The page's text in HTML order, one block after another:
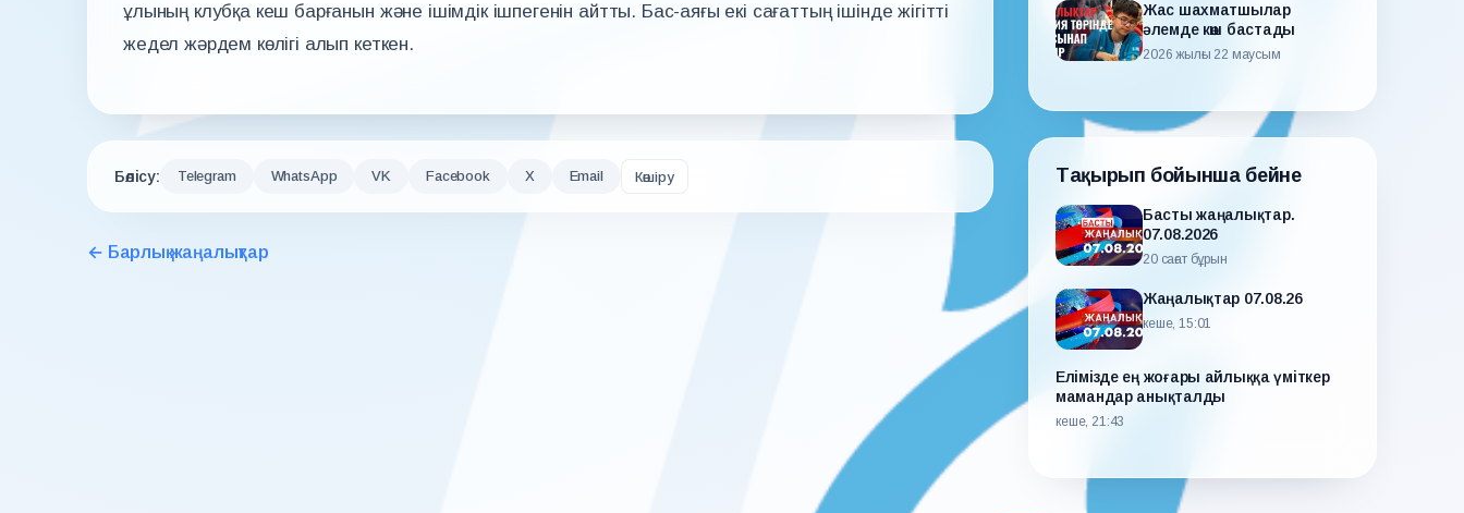
ұлының клубқа кеш барғанын және ішімдік ішпегенін айтты. Бас-аяғы екі сағаттың ішінде жігітті
жедел жәрдем көлігі алып кеткен.
Бөлісу: Telegram WhatsApp VK Facebook X Email Көшіру
← Барлық жаңалықтар
Жас шахматшылар
әлемде көш бастады
2026 жылғы 22 маусым
Тақырып бойынша бейне
Басты жаңалықтар.
07.08.2026
20 сағат бұрын
Жаңалықтар 07.08.26
кеше, 15:01
Елімізде ең жоғары айлыққа үміткер
мамандар анықталды
кеше, 21:43